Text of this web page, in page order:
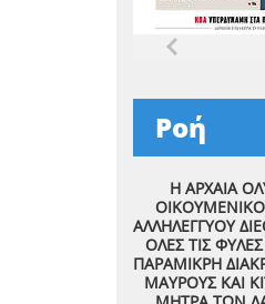
Ροή
Η ΑΡΧΑΙΑ
ΑΛΛΗΛΕΓΓΥΟΥ
ΟΛΕΣ ΤΙΣ
ΠΑΡΑΜΙΚΡΗ
ΜΑΥΡΟΥΣ ΚΑΙ